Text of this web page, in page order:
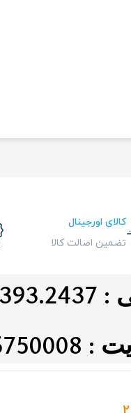
کالای اورجینال
تضمین اصالت کالا